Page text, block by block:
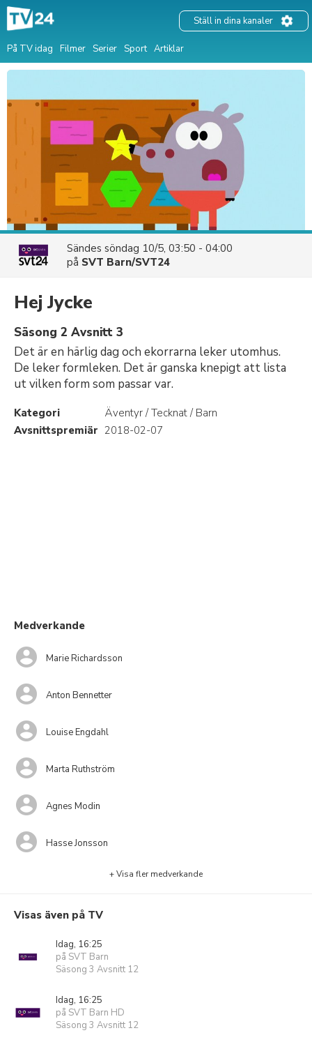
På TV idag Filmer Serier Sport Artiklar
Ställ in dina kanaler
Sändes söndag 10/5, 03:50 - 04:00
på SVT Barn/SVT24
Hej Jycke
Säsong 2 Avsnitt 3
Det är en härlig dag och ekorrarna leker utomhus.
De leker formleken. Det är ganska knepigt att lista
ut vilken form som passar var.
Kategori
Äventyr / Tecknat / Barn
Avsnittspremiär 2018-02-07
Medverkande
Marie Richardsson
Anton Bennetter
Louise Engdahl
Marta Ruthström
Agnes Modin
Hasse Jonsson
+ Visa fler medverkande
Visas även på TV
Idag, 16:25
på SVT Barn
Säsong 3 Avsnitt 12
Idag, 16:25
på SVT Barn HD
Säsong 3 Avsnitt 12